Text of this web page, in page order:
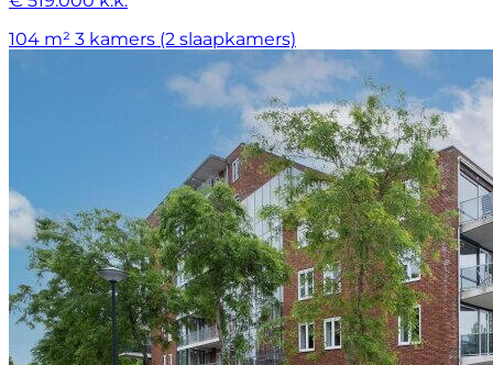
104 m² 3 kamers (2 slaapkamers)